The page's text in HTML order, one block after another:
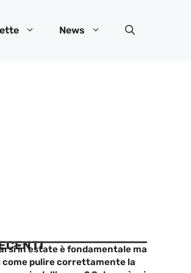
News
in estate è fondamentale ma
come pulire correttamente la